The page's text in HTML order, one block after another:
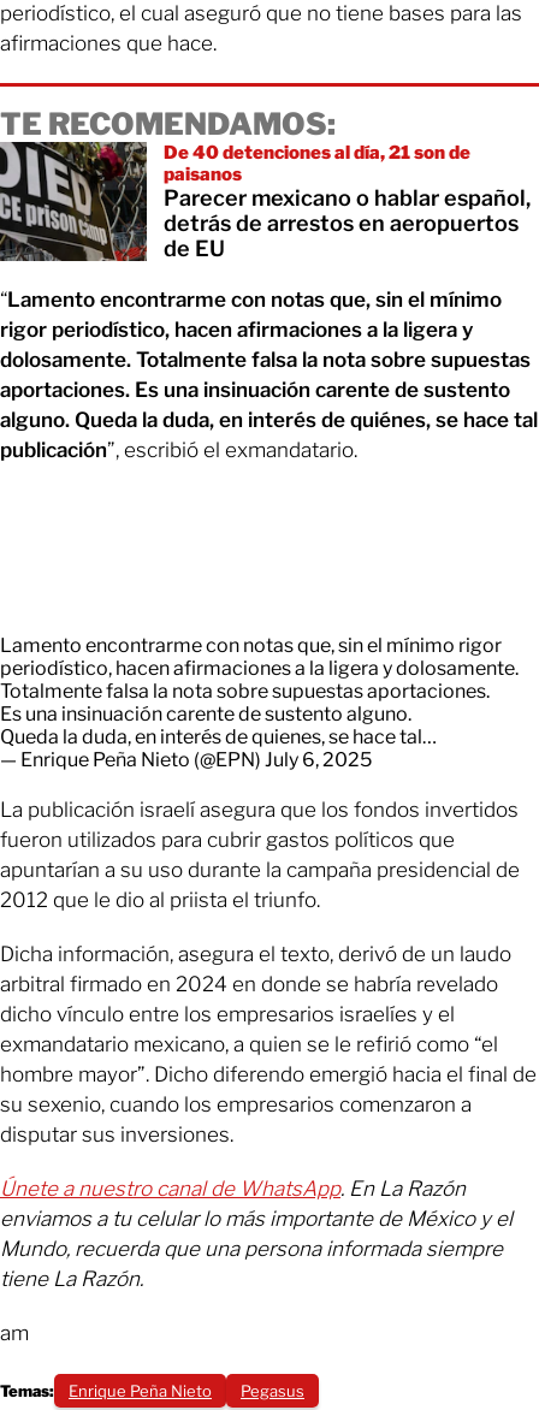
periodístico, el cual aseguró que no tiene bases para las
afirmaciones que hace.
TE RECOMENDAMOS:
De 40 detenciones al día, 21 son de
paisanos
Parecer mexicano o hablar español,
detrás de arrestos en aeropuertos
de EU
“Lamento encontrarme con notas que, sin el mínimo
rigor periodístico, hacen afirmaciones a la ligera y
dolosamente. Totalmente falsa la nota sobre supuestas
aportaciones. Es una insinuación carente de sustento
alguno. Queda la duda, en interés de quiénes, se hace tal
publicación”, escribió el exmandatario.
Lamento encontrarme con notas que, sin el mínimo rigor
periodístico, hacen afirmaciones a la ligera y dolosamente.
Totalmente falsa la nota sobre supuestas aportaciones.
Es una insinuación carente de sustento alguno.
Queda la duda, en interés de quienes, se hace tal…
— Enrique Peña Nieto (@EPN) July 6, 2025
La publicación israelí asegura que los fondos invertidos
fueron utilizados para cubrir gastos políticos que
apuntarían a su uso durante la campaña presidencial de
2012 que le dio al priista el triunfo.
Dicha información, asegura el texto, derivó de un laudo
arbitral firmado en 2024 en donde se habría revelado
dicho vínculo entre los empresarios israelíes y el
exmandatario mexicano, a quien se le refirió como “el
hombre mayor”. Dicho diferendo emergió hacia el final de
su sexenio, cuando los empresarios comenzaron a
disputar sus inversiones.
Únete a nuestro canal de WhatsApp. En La Razón
enviamos a tu celular lo más importante de México y el
Mundo, recuerda que una persona informada siempre
tiene La Razón.
am
Temas: Enrique Peña Nieto Pegasus